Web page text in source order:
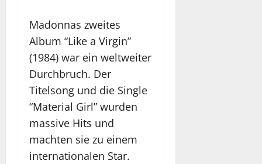
Madonnas zweites
Album “Like a Virgin”
(1984) war ein weltweiter
Durchbruch. Der
Titelsong und die Single
“Material Girl” wurden
massive Hits und
machten sie zu einem
internationalen Star.